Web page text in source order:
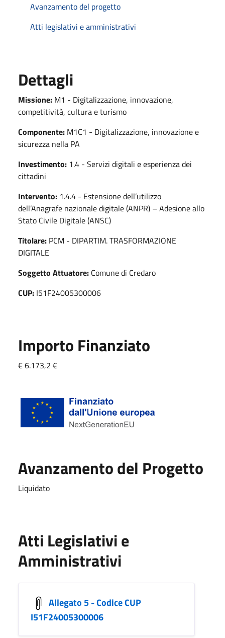
Avanzamento del progetto
Atti legislativi e amministrativi
Dettagli
Missione: M1 - Digitalizzazione, innovazione,
competitività, cultura e turismo
Componente: M1C1 - Digitalizzazione, innovazione e
sicurezza nella PA
Investimento: 1.4 - Servizi digitali e esperienza dei
cittadini
Intervento: 1.4.4 - Estensione dell’utilizzo
dell’Anagrafe nazionale digitale (ANPR) – Adesione allo
Stato Civile Digitale (ANSC)
Titolare: PCM - DIPARTIM. TRASFORMAZIONE
DIGITALE
Soggetto Attuatore: Comune di Credaro
CUP: I51F24005300006
Importo Finanziato
€ 6.173,2 €
Avanzamento del Progetto
Liquidato
Atti Legislativi e
Amministrativi
Allegato 5 - Codice CUP
I51F24005300006